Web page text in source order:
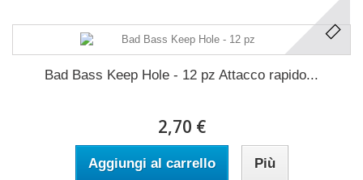
Bad Bass Keep Hole - 12 pz Attacco rapido...
2,70 €
Aggiungi al carrello Più